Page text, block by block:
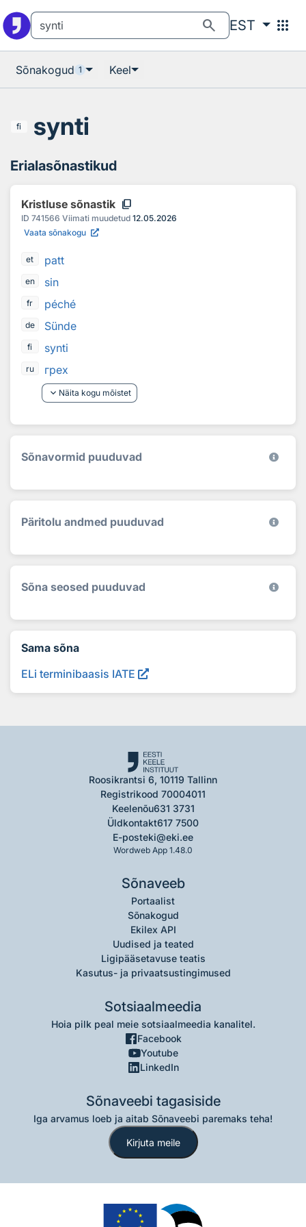
search EST apps
Sõnakogud 1 Keel
fi synti
Erialasõnastikud
Kristluse sõnastik content_copy
ID 741566 Viimati muudetud 12.05.2026
Vaata sõnakogu
et patt
en sin
fr péché
de Sünde
fi synti
ru
грех
keyboard_arrow_down Näita kogu mõistet
Sõnavormid puuduvad
Päritolu andmed puuduvad
Sõna seosed puuduvad
Sama sõna
ELi terminibaasis IATE
Roosikrantsi 6, 10119 Tallinn
Registrikood 70004011
Keelenõu631 3731
Üldkontakt617 7500
E-posteki@eki.ee
Wordweb App 1.48.0
Sõnaveeb
Portaalist
Sõnakogud
Ekilex API
Uudised ja teated
Ligipääsetavuse teatis
Kasutus- ja privaatsustingimused
Sotsiaalmeedia
Hoia pilk peal meie sotsiaalmeedia kanalitel.
Facebook
Youtube
LinkedIn
Sõnaveebi tagasiside
Iga arvamus loeb ja aitab Sõnaveebi paremaks teha!
Kirjuta meile